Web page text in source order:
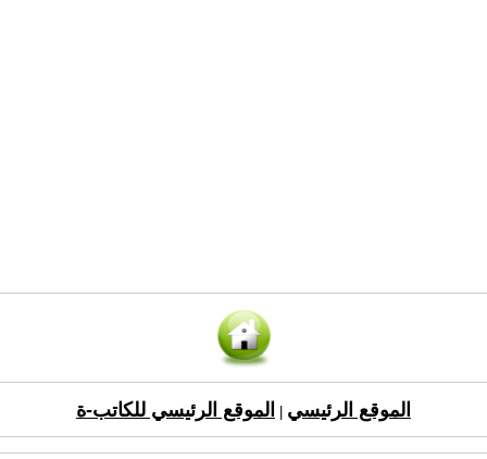
الموقع الرئيسي الموقع الرئيسي للكاتب-ة